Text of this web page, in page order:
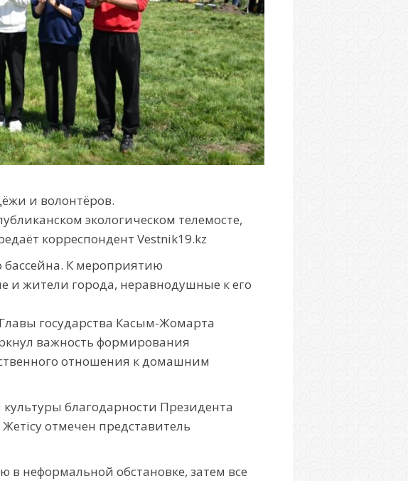
и волонтёров.
экологическом телемосте,
корреспондент Vestnik19.kz
К мероприятию
и жители города, неравнодушные к его
государства Касым-Жомарта
важность формирования
отношения к домашним
благодарности Президента
отмечен представитель
неформальной обстановке, затем все